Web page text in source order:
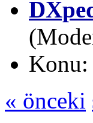
Konu:
« önceki